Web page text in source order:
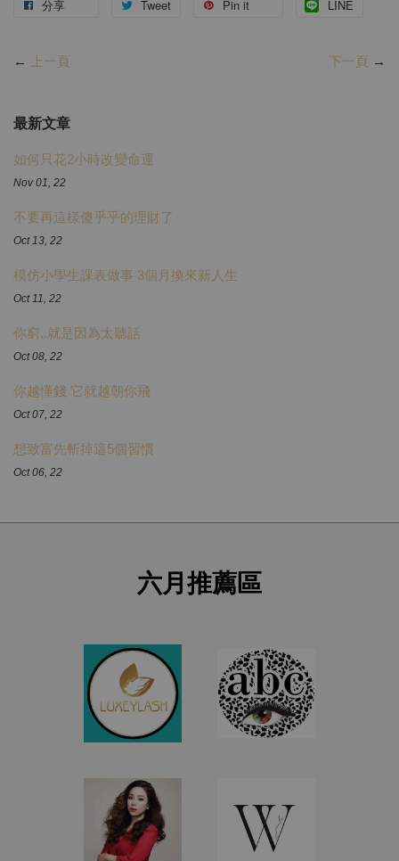
分享 Tweet Pin it LINE
← 上一頁 下一頁 →
最新文章
如何只花2小時改變命運
Nov 01, 22
不要再這樣傻乎乎的理財了
Oct 13, 22
模仿小學生課表做事 3個月換來新人生
Oct 11, 22
你窮..就是因為太聽話
Oct 08, 22
你越懂錢 它就越朝你飛
Oct 07, 22
想致富先斬掉這5個習慣
Oct 06, 22
六月推薦區